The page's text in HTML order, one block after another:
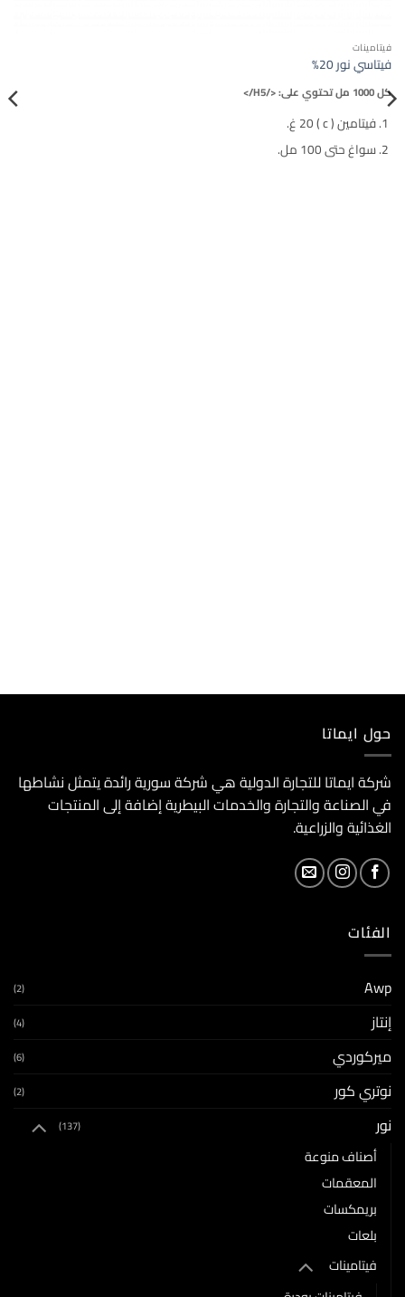
فيتامينات
فيتاسي نور 20%
كل 1000 مل تحتوي على: </H5/>
فيتامين ( c ) 20 غ.
سواغ حتى 100 مل.
حول ايماتا
شركة ايماتا للتجارة الدولية هي شركة سورية رائدة يتمثل نشاطها
في الصناعة والتجارة والخدمات البيطرية إضافة إلى المنتجات
الغذائية والزراعية.
الفئات
Awp
(2)
إنتاز (4)
ميركوردي (6)
نوتري كور (2)
نور (137)
أصناف منوعة
المعقمات
بريمكسات
بلعات
فيتامينات